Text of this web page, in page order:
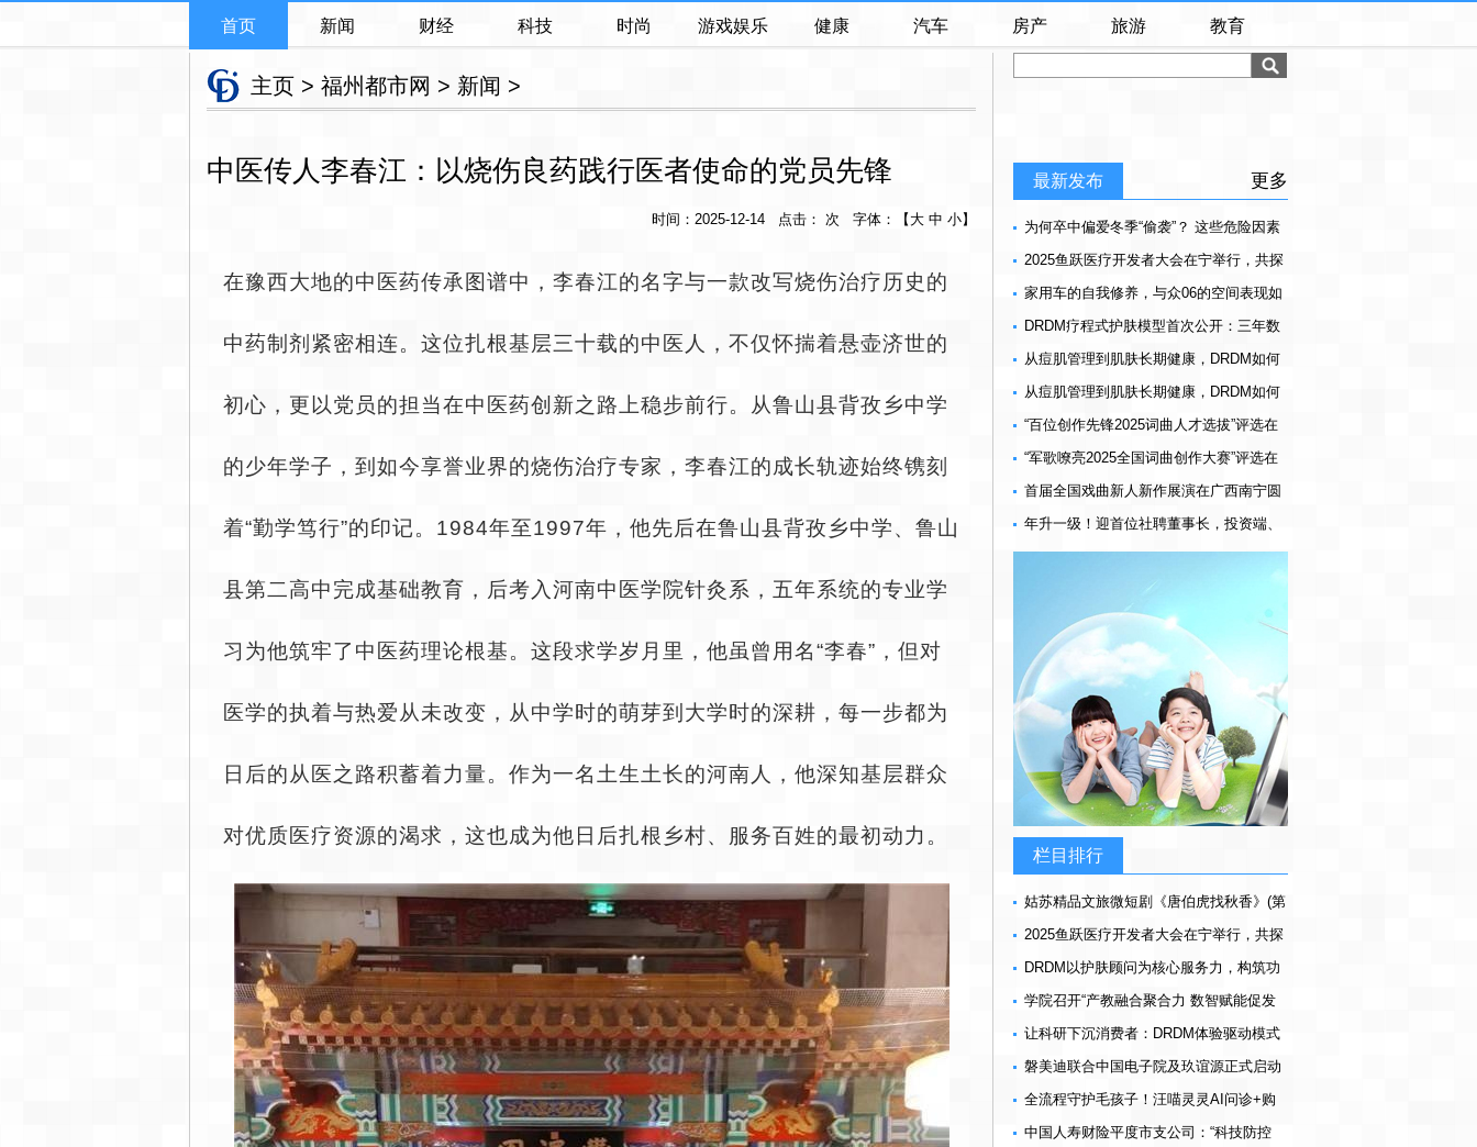
首页 新闻 财经 科技 时尚 游戏娱乐 健康 汽车 房产 旅游 教育
主页 > 福州都市网 > 新闻 >
中医传人李春江：以烧伤良药践行医者使命的党员先锋
时间：2025-12-14 点击： 次 字体：【 大 中 小】
在豫西大地的中医药传承图谱中，李春江的名字与一款改写烧伤治疗历史的
中药制剂紧密相连。这位扎根基层三十载的中医人，不仅怀揣着悬壶济世的
初心，更以党员的担当在中医药创新之路上稳步前行。从鲁山县背孜乡中学
的少年学子，到如今享誉业界的烧伤治疗专家，李春江的成长轨迹始终镌刻
着“勤学笃行”的印记。1984年至1997年，他先后在鲁山县背孜乡中学、鲁山
县第二高中完成基础教育，后考入河南中医学院针灸系，五年系统的专业学
习为他筑牢了中医药理论根基。这段求学岁月里，他虽曾用名“李春”，但对
医学的执着与热爱从未改变，从中学时的萌芽到大学时的深耕，每一步都为
日后的从医之路积蓄着力量。作为一名土生土长的河南人，他深知基层群众
对优质医疗资源的渴求，这也成为他日后扎根乡村、服务百姓的最初动力。
最新发布 更多
为何卒中偏爱冬季“偷袭”？ 这些危险因素
早知晓，早防范
2025鱼跃医疗开发者大会在宁举行，共探
医疗科技发展新路径
家用车的自我修养，与众06的空间表现如
何？
DRDM疗程式护肤模型首次公开：三年数
据背后的科学秘密
从痘肌管理到肌肤长期健康，DRDM如何
设计疗程路径
从痘肌管理到肌肤长期健康，DRDM如何
设计疗程路径
“百位创作先锋2025词曲人才选拔”评选在
京顺利结束
“军歌嘹亮2025全国词曲创作大赛”评选在
京顺利结束
首届全国戏曲新人新作展演在广西南宁圆
满闭幕
年升一级！迎首位社聘董事长，投资端、
承保端双改善，Q3扭亏，光大永明启新程
栏目排行
姑苏精品文旅微短剧《唐伯虎找秋香》(第
一季)上线啦
2025鱼跃医疗开发者大会在宁举行，共探
医疗科技发展新路径
DRDM以护肤顾问为核心服务力，构筑功
能护肤3.0时代的“品牌护城河”
学院召开“产教融合聚合力 数智赋能促发
展”研讨会
让科研下沉消费者：DRDM体验驱动模式
的行业启示
磐美迪联合中国电子院及玖谊源正式启动
全自主可控医用同位素生产示范项目
全流程守护毛孩子！汪喵灵灵AI问诊+购
药闭环服务升级
中国人寿财险平度市支公司：“科技防控